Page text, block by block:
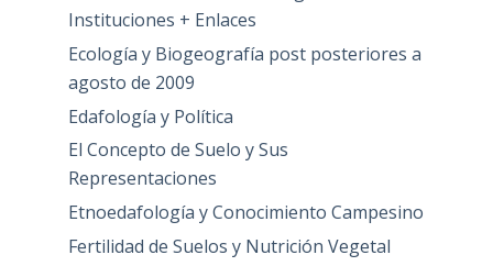
Instituciones + Enlaces
Ecología y Biogeografía post posteriores a
agosto de 2009
Edafología y Política
El Concepto de Suelo y Sus
Representaciones
Etnoedafología y Conocimiento Campesino
Fertilidad de Suelos y Nutrición Vegetal